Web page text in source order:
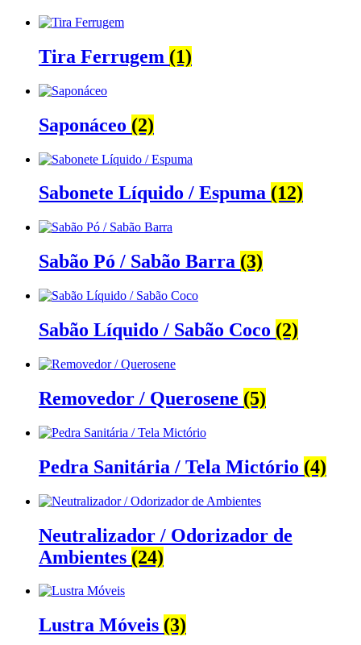
Tira Ferrugem (1)
Saponáceo (2)
Sabonete Líquido / Espuma (12)
Sabão Pó / Sabão Barra (3)
Sabão Líquido / Sabão Coco (2)
Removedor / Querosene (5)
Pedra Sanitária / Tela Mictório (4)
Neutralizador / Odorizador de
Ambientes (24)
Lustra Móveis (3)